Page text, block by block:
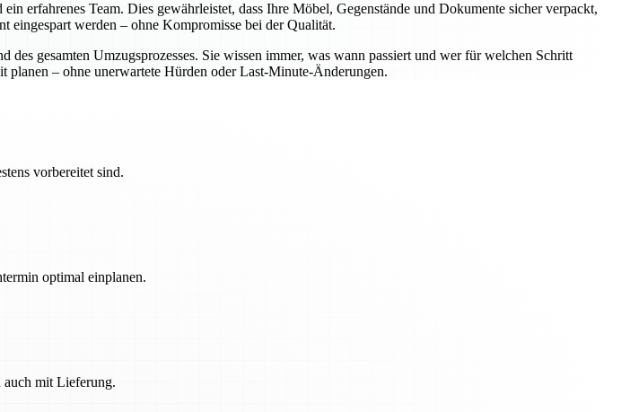
erfahrenes Team. Dies gewährleistet, dass Ihre Möbel, Gegenstände und Dokumente sicher verpackt,
eingespart werden – ohne Kompromisse bei der Qualität.
gesamten Umzugsprozesses. Sie wissen immer, was wann passiert und wer für welchen Schritt
– ohne unerwartete Hürden oder Last-Minute-Änderungen.
vorbereitet sind.
optimal einplanen.
auch mit Lieferung.